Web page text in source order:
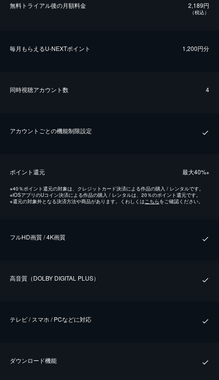
無料トライアル後の⽉額料金 2,189円
（税込）
毎⽉もらえるU-NEXTポイント 1,200円分
同時視聴アカウント数 4
アカウントごとの機能制限設定
ポイント還元 最⼤40%※
※40％ポイント還元の対象は、クレジットカード決済による作品の購入 / レンタルです。
※iOSアプリのUコイン決済による作品の購入 / レンタルは、20％のポイント還元です。
※還元の対象外となる決済方法や商品があります。くわしくはこちらをご確認ください。
フルHD画質 / 4K画質
⾼⾳質（DOLBY DIGITAL PLUS）
テレビ / スマホ / PCなどに対応
ダウンロード機能